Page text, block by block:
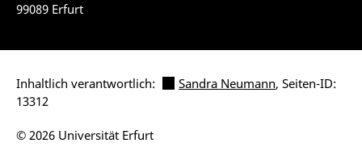
99089 Erfurt
Inhaltlich verantwortlich: Sandra Neumann, Seiten-ID:
13312
© 2026 Universität Erfurt